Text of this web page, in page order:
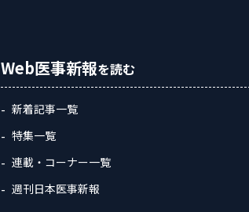
Web医事新報を読む
新着記事一覧
特集一覧
連載・コーナー一覧
週刊日本医事新報